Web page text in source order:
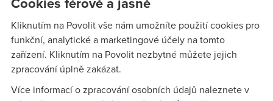
2 GB
Můj tarif 4 GB 3 GB 1 GB
Můj tarif 5 GB 4 GB
Kliknutím na Povolit vše nám umožníte použití cookies pro
funkční, analytické a marketingové účely na tomto
zařízení. Kliknutím na Povolit nezbytné můžete jejich
zpracování úplně zakázat.
Více informací o zpracování osobních údajů naleznete v